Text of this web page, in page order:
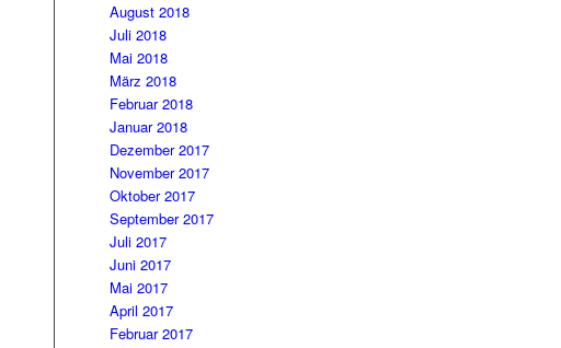
August 2018
Juli 2018
Mai 2018
März 2018
Februar 2018
Januar 2018
Dezember 2017
November 2017
Oktober 2017
September 2017
Juli 2017
Juni 2017
Mai 2017
April 2017
Februar 2017